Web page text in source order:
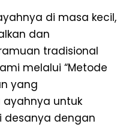
di masa kecil,
dan
tradisional
melalui “Metode
yang
untuk
desanya dengan